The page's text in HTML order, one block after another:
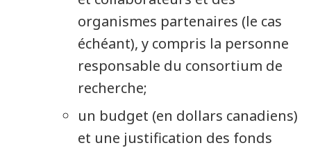
organismes partenaires (le cas
échéant), y compris la personne
responsable du consortium de
recherche;
un budget (en dollars canadiens)
et une justification des fonds